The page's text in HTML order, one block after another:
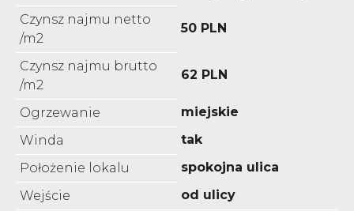
Czynsz najmu netto
/m2
50 PLN
Czynsz najmu brutto
/m2
62 PLN
Ogrzewanie
miejskie
Winda
tak
Położenie lokalu
spokojna ulica
Wejście
od ulicy